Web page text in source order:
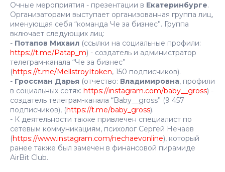
Очные мероприятия - презентации в Екатеринбурге.
Организаторами выступает организованная группа лиц,
именующая себя “команда Че за бизнес”. Группа
включает следующих лиц:
- Потапов Михаил (ссылки на социальные профили:
https://t.me/Patap_m) - создатель и администратор
телеграм-канала “Че за бизнес”
(https://t.me/MellstroyItoken, 150 подписчиков).
- Гроссман Дарья (отчество: Владимировна, профили
в социальных сетях: https://instagram.com/baby__gross) -
создатель телеграм-канала “Baby__gross” (9 457
подписчиков), (https://t.me/baby_gross).
- К деятельности также привлечен специалист по
сетевым коммуникациям, психолог Сергей Нечаев
(https://www.instagram.com/nechaevonline), который
ранее также был замечен в финансовой пирамиде
AirBit Club.